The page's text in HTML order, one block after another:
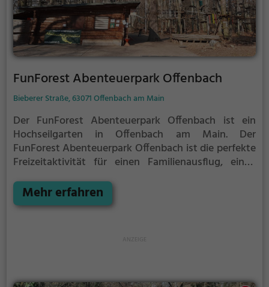
FunForest Abenteuerpark Offenbach
Bieberer Straße, 63071 Offenbach am Main
Der FunForest Abenteuerpark Offenbach ist ein
Hochseilgarten in Offenbach am Main. Der
FunForest Abenteuerpark Offenbach ist die perfekte
Freizeitaktivität für einen Familienausflug, einen
Mehr erfahren